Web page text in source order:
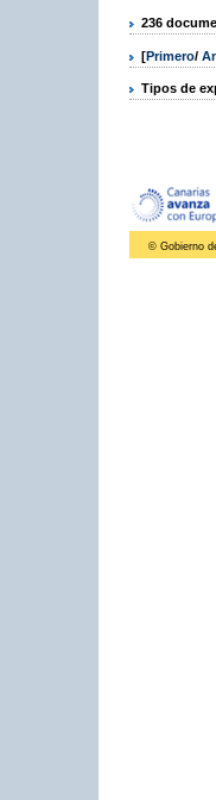
236
[Primero/
Tipos de
© Gobierno